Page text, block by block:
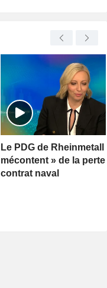
Le PDG de
mécontent » de la
contrat naval